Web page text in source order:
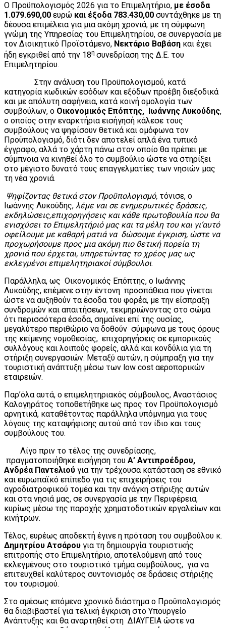
Ο Προϋπολογισμός 2026 για το Επιμελητήριο, με έσοδα
1.079.690,00 ευρώ και έξοδα 783.430,00 συντάχθηκε με τη
δέουσα επιμέλεια για μια ακόμη χρονιά, με τη σύμφωνη
γνώμη της Υπηρεσίας του Επιμελητηρίου, σε συνεργασία με
τον Διοικητικό Προϊστάμενο, Νεκτάριο Βαβάση και έχει
ήδη εγκριθεί από την 18η συνεδρίαση της Δ.Ε. του
Επιμελητηρίου.
Στην ανάλυση του Προϋπολογισμού, κατά
κατηγορία κωδικών εσόδων και εξόδων προέβη διεξοδικά
και με απόλυτη σαφήνεια, κατά κοινή ομολογία των
συμβούλων, ο Οικονομικός Επόπτης, Ιωάννης Λυκούδης,
ο οποίος στην εναρκτήρια εισήγησή κάλεσε τους
συμβούλους να ψηφίσουν θετικά και ομόφωνα τον
Προϋπολογισμό, διότι δεν αποτελεί απλά ένα τυπικό
έγγραφο, αλλά το χάρτη πάνω στον οποίο θα πρέπει με
σύμπνοια να κινηθεί όλο το συμβούλιο ώστε να στηρίξει
στο μέγιστο δυνατό τους επαγγελματίες των νησιών μας
τη νέα χρονιά.
Ψηφίζοντας θετικά στον Προϋπολογισμό, τόνισε, ο
Ιωάννης Λυκούδης, λέμε ναι σε ενημερωτικές δράσεις,
εκδηλώσεις,επιχορηγήσεις και κάθε πρωτοβουλία που θα
ενισχύσει το Επιμελητήριό μας και τα μέλη του και γι’αυτό
οφείλουμε με καθαρή ματιά να δώσουμε έγκριση, ώστε να
προχωρήσουμε προς μια ακόμη πιο θετική πορεία τη
χρονιά που έρχεται, υπηρετώντας το χρέος μας ως
εκλεγμένοι επιμελητηριακοί σύμβουλοι.
Παράλληλα, ως Οικονομικός Επόπτης, ο Ιωάννης
Λυκούδης, επέμενε στην έντονη προσπάθεια που γίνεται
ώστε να αυξηθούν τα έσοδα του φορέα, με την είσπραξη
συνδρομών και απαιτήσεων, τεκμηριώνοντας στο σώμα
ότι περισσότερα έσοδα, σημαίνει επί της ουσίας,
μεγαλύτερο περιθώριο να δοθούν σύμφωνα με τους όρους
της κείμενης νομοθεσίας, επιχορηγήσεις σε εμπορικούς
συλλόγους και λοιπούς φορείς, αλλά και κονδύλια για τη
στήριξη συνεργασιών. Μεταξύ αυτών, η σύμπραξη για την
τουριστική ανάπτυξη μέσω των low cost αεροπορικών
εταιρειών.
Παρ’όλα αυτά, ο επιμελητηριακός σύμβουλος, Αναστάσιος
Καλογηράτος τοποθετήθηκε ως προς τον Προϋπολογισμό
αρνητικά, καταθέτοντας παράλληλα υπόμνημα για τους
λόγους της καταψήφισης αυτού από τον ίδιο και τους
συμβούλους του.
Λίγο πριν το τέλος της συνεδρίασης,
πραγματοποιήθηκε εισήγηση του Α’ Αντιπροέδρου,
Ανδρέα Παντελιού για την τρέχουσα κατάσταση σε εθνικό
και ευρωπαϊκό επίπεδο για τις επιχειρήσεις του
αγροδιατροφικού τομέα και την ανάγκη στήριξης αυτών
και στα νησιά μας, σε συνεργασία με την Περιφέρεια,
κυρίως μέσω της παροχής χρηματοδοτικών εργαλείων και
κινήτρων.
Τέλος, ευρέως αποδεκτή έγινε η πρόταση του συμβούλου κ.
Δημητρίου Ατσάρου για τη δημιουργία τουριστικής
επιτροπής στο Επιμελητήριο, αποτελούμενη από τους
εκλεγμένους στο τουριστικό τμήμα συμβούλους, για να
επιτευχθεί καλύτερος συντονισμός σε δράσεις στήριξης
του τουρισμού.
Στο αμέσως επόμενο χρονικό διάστημα ο Προϋπολογισμός
θα διαβιβαστεί για τελική έγκριση στο Υπουργείο
Ανάπτυξης και θα αναρτηθεί στη ΔΙΑΥΓΕΙΑ ώστε να